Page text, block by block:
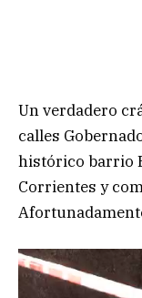
Un verdadero
calles
histórico barrio
Corrientes y